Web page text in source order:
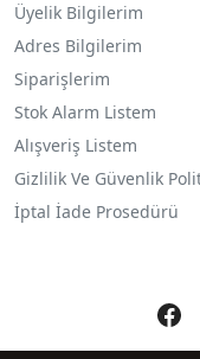
Üyelik Bilgilerim
Adres Bilgilerim
Siparişlerim
Stok Alarm Listem
Alışveriş Listem
Gizlilik Ve Güvenlik
İptal İade Prosedürü